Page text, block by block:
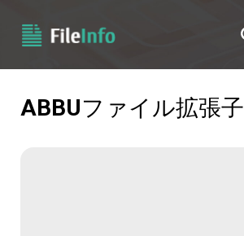
ABBUファイル拡張子